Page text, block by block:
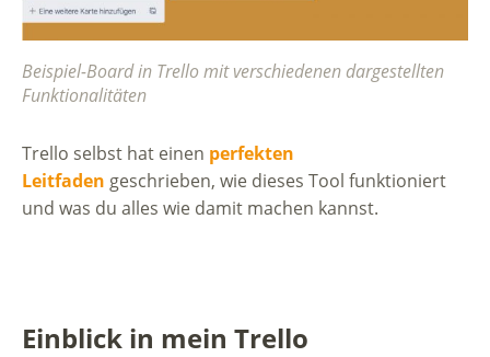
Beispiel-Board in Trello mit verschiedenen dargestellten
Funktionalitäten
Trello selbst hat einen perfekten
Leitfaden geschrieben, wie dieses Tool funktioniert
und was du alles wie damit machen kannst.
Einblick in mein Trello